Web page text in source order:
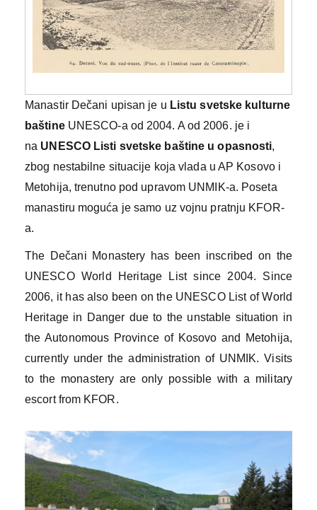
Manastir Dečani upisan je u Listu svetske kulturne
baštineUNESCO-a od 2004. A od 2006. je i
na UNESCO Listi svetske baštine u opasnosti,
zbog nestabilne situacije koja vlada u AP Kosovo i
Metohija, trenutno pod upravom UNMIK-a. Poseta
manastiru moguća je samo uz vojnu pratnju KFOR-
a.
The Dečani Monastery has been inscribed on the
UNESCO World Heritage List since 2004. Since
2006, it has also been on the UNESCO List of World
Heritage in Danger due to the unstable situation in
the Autonomous Province of Kosovo and Metohija,
currently under the administration of UNMIK. Visits
to the monastery are only possible with a military
escort from KFOR.